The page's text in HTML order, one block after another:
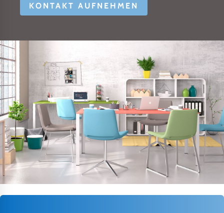
KONTAKT AUFNEHMEN